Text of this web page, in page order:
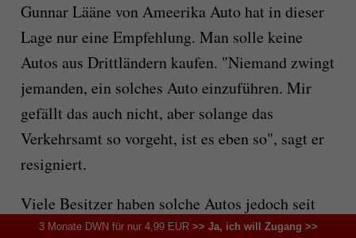
Gunnar Lääne von Ameerika Auto hat in dieser
Lage nur eine Empfehlung. Man solle keine
Autos aus Drittländern kaufen. "Niemand zwingt
jemanden, ein solches Auto einzuführen. Mir
gefällt das auch nicht, aber solange das
Verkehrsamt so vorgeht, ist es eben so", sagt er
resigniert.
Viele Besitzer haben solche Autos jedoch seit
Jahren, Sergei ist nur ein Beispiel. Durch neue
3 Monate DWN für nur 4,99 EUR>> Ja, ich will Zugang >>